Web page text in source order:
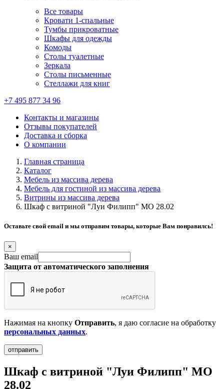
Все товары
Кровати 1-спальные
Тумбы прикроватные
Шкафы для одежды
Комоды
Столы туалетные
Зеркала
Столы письменные
Стеллажи для книг
+7 495 877 34 96
Контакты и магазины
Отзывы покупателей
Доставка и сборка
О компании
Главная страница
Каталог
Мебель из массива дерева
Мебель для гостиной из массива дерева
Витрины из массива дерева
Шкаф с витриной "Луи Филипп" МО 28.02
Оставьте свой email и мы отправим товары, которые Вам понравилсь!
×
Ваш email
Защита от автоматического заполнения
Нажимая на кнопку Отправить, я даю согласие на обработку
персональных данных.
Шкаф с витриной "Луи Филипп" МО
28.02